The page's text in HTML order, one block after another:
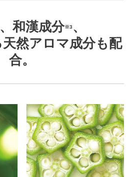
和漢成分※3 、
然アロマ成分も配
合。